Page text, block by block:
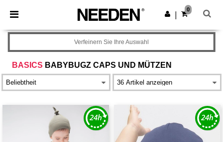
× Needen App
Bessere Preise in der App!
App holen
0
BASICS BABYBUGZ CAPS UND MÜTZEN
Verfeinern Sie Ihre Auswahl